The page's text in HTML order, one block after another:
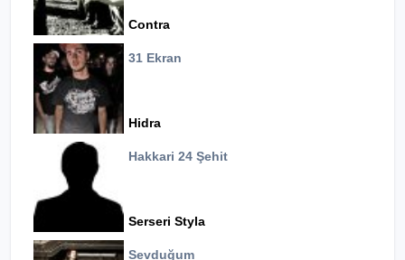
Contra
31 Ekran
Hidra
Hakkari 24 Şehit
Serseri Styla
Sevduğum